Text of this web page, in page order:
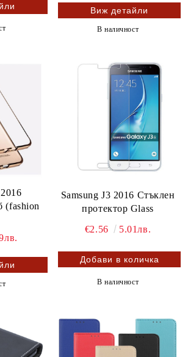
Виж детайли
В наличност
(fashion
Samsung J3 2016 Стъклен
протектор Glass
€2.56 5.01лв.
В наличност